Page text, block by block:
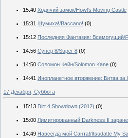
15:40 Ходячий замок/Howl's Moving Castle
15:31 Шумиха!/Baccano! (0)
15:12 Последняя Фантазия: Всемогущий/
14:56 Супер 8/Super 8 (0)
14:50 Соломон Кейн/Solomon Kane (0)
14:41 Инопланетное вторжение: Битва
17 Декабря, Суббота
15:13 Dirt 4 Showdown (2012) (0)
15:00 Лимитированный Darkness II
14:49 Навсегда мой Санта!/Itsudatte My